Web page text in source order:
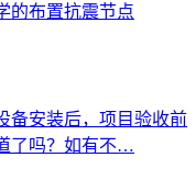
备安装后，项目验收前
了吗？如有不…